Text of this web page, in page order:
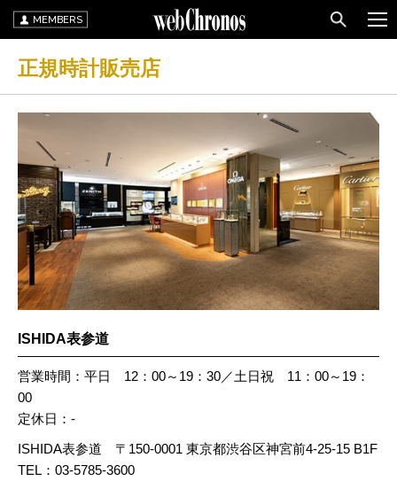
MEMBERS
正規時計販売店
ISHIDA表参道
営業時間：平日 12：00～19：30／土日祝 11：00～19：
00
定休日：-
ISHIDA表参道 〒150-0001 東京都渋谷区神宮前4-25-15 B1F
TEL：03-5785-3600